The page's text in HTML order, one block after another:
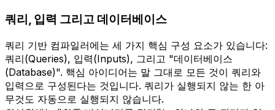
쿼리, 입력 그리고 데이터베이스
쿼리 기반 컴파일러에는 세 가지 핵심 구성 요소가 있습니다:
쿼리(Queries), 입력(Inputs), 그리고 "데이터베이스
(Database)". 핵심 아이디어는 말 그대로 모든 것이 쿼리와
입력으로 구성된다는 것입니다. 쿼리가 실행되지 않는 한 아
무것도 자동으로 실행되지 않습니다.